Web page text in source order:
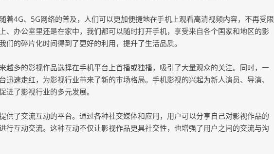
着4G、5G网络的普及，人们可以更加便捷地在手机上观看高清视频内容，不再受限
、办公室里还是在家中，我们都可以随时打开手机，享受来自各个国家和地区的影
的碎片化时间得到了更好的利用，提升了生活品质。
越多的影视作品选择在手机平台上首播或独播，吸引了大量观众的关注。同时，一
迅速走红，为影视行业带来了新的市场格局。手机影视的兴起为新人演员、导演、
进了影视行业的多元发展。
供了交流互动的平台。通过各种社交媒体和应用，用户可以分享自己对影视作品的
行互动交流。这种互动不仅让影视作品更具社交性，也增强了用户之间的交流与沟